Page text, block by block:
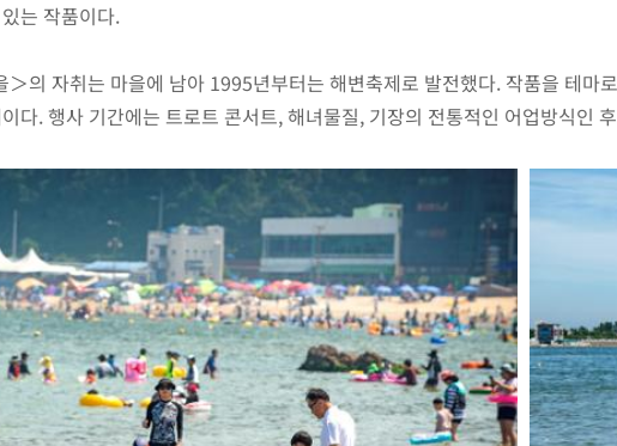
는 작품이다.
의 자취는 마을에 남아 1995년부터는 해변축제로 발전했다. 작품을 테마
다. 행사 기간에는 트로트 콘서트, 해녀물질, 기장의 전통적인 어업방식인